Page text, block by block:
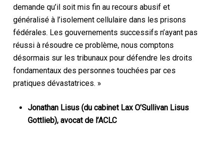
demande qu’il soit mis fin au recours abusif et
généralisé à l’isolement cellulaire dans les prisons
fédérales. Les gouvernements successifs n’ayant pas
réussi à résoudre ce problème, nous comptons
désormais sur les tribunaux pour défendre les droits
fondamentaux des personnes touchées par ces
pratiques dévastatrices. »
Jonathan Lisus (du cabinet Lax O’Sullivan Lisus
Gottlieb), avocat de l’ACLC